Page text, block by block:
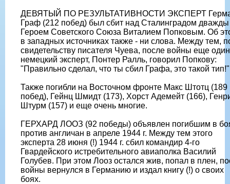
ДЕВЯТЫЙ ПО РЕЗУЛЬТАТИВНОСТИ ЭКСПЕРТ
Граф (212 побед) был сбит над Сталинградом дважды
Героем Советского Союза Виталием Попковым. Об
в западных источниках также - ни слова. Между тем,
свидетельству писателя Чуева, после войны еще один
немецкий эксперт, Понтер Ралль, говорил Попкову:
"Правильно сделал, что ты сбил Графа, это такой
Также погибли на Восточном фронте Макс Штотц (189
побед), Гейнц Шмидт (173), Хорст Адемейт (166),
Штурм (157) и еще очень многие.
ГЕРХАРД ЛООЗ (92 победы) объявлен погибшим в
против англичан в апреле 1944 г. Между тем этого
эксперта 28 июня (!) 1944 г. сбил командир 4-го
Гвардейского истребительного авиаполка Василий
Голубев. При этом Лооз остался жив, попал в плен,
войны вернулся в Германию и издал книгу (!) о своих
боях.